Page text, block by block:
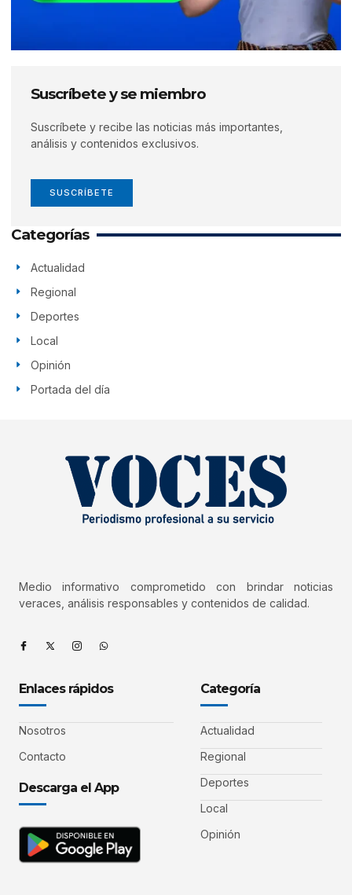
Suscríbete y se miembro
Suscríbete y recibe las noticias más importantes,
análisis y contenidos exclusivos.
SUSCRÍBETE
Categorías
Actualidad
Regional
Deportes
Local
Opinión
Portada del día
Medio informativo comprometido con brindar noticias
veraces, análisis responsables y contenidos de calidad.
Enlaces rápidos
Nosotros
Contacto
Descarga el App
Categoría
Actualidad
Regional
Deportes
Local
Opinión